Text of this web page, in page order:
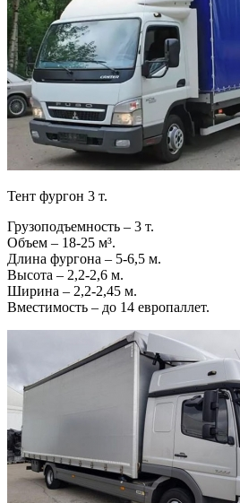
Тент фургон 3 т.
Грузоподъемность – 3 т.
Объем – 18-25 м³.
Длина фургона – 5-6,5 м.
Высота – 2,2-2,6 м.
Ширина – 2,2-2,45 м.
Вместимость – до 14 европаллет.